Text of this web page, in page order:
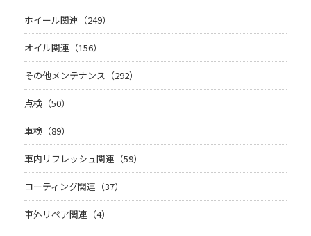
ホイール関連（249）
オイル関連（156）
その他メンテナンス（292）
点検（50）
車検（89）
車内リフレッシュ関連（59）
コーティング関連（37）
車外リペア関連（4）